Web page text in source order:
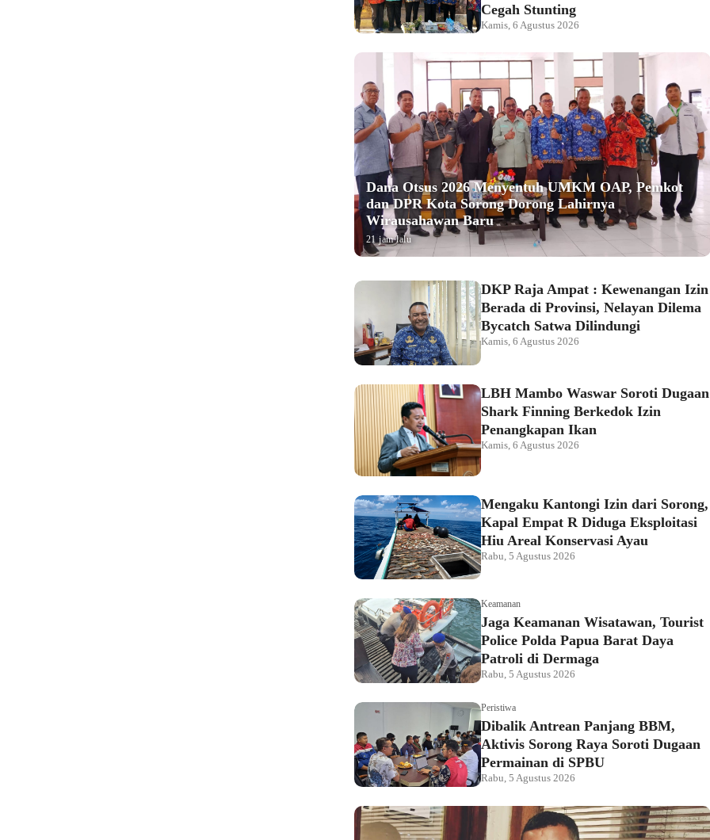
Cegah Stunting
Kamis, 6 Agustus 2026
Dana Otsus 2026 Menyentuh UMKM OAP, Pemkot
dan DPR Kota Sorong Dorong Lahirnya
Wirausahawan Baru
21 jam lalu
DKP Raja Ampat : Kewenangan Izin
Berada di Provinsi, Nelayan Dilema
Bycatch Satwa Dilindungi
Kamis, 6 Agustus 2026
LBH Mambo Waswar Soroti Dugaan
Shark Finning Berkedok Izin
Penangkapan Ikan
Kamis, 6 Agustus 2026
Mengaku Kantongi Izin dari Sorong,
Kapal Empat R Diduga Eksploitasi
Hiu Areal Konservasi Ayau
Rabu, 5 Agustus 2026
Keamanan
Jaga Keamanan Wisatawan, Tourist
Police Polda Papua Barat Daya
Patroli di Dermaga
Rabu, 5 Agustus 2026
Peristiwa
Dibalik Antrean Panjang BBM,
Aktivis Sorong Raya Soroti Dugaan
Permainan di SPBU
Rabu, 5 Agustus 2026